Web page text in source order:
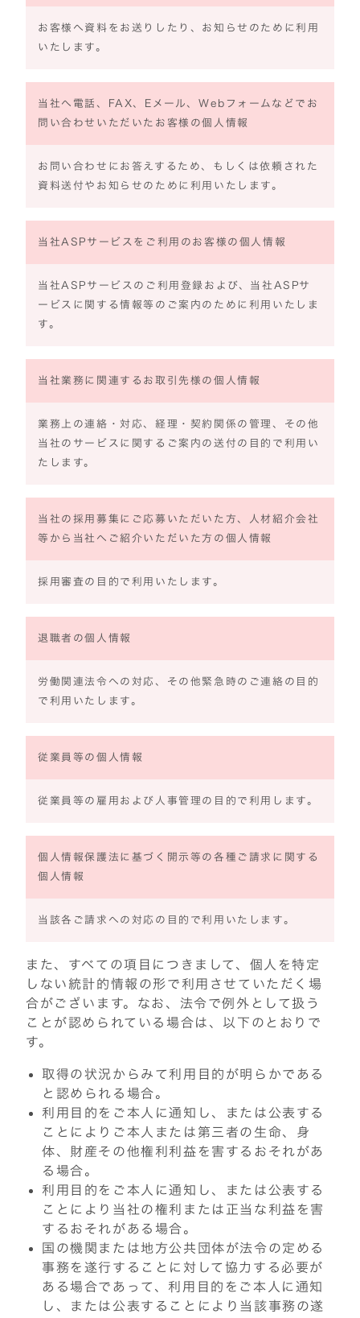
お客様へ資料をお送りしたり、お知らせのために利用
いたします。
当社へ電話、FAX、Eメール、Webフォームなどでお
問い合わせいただいたお客様の個人情報
お問い合わせにお答えするため、もしくは依頼された
資料送付やお知らせのために利用いたします。
当社ASPサービスをご利用のお客様の個人情報
当社ASPサービスのご利用登録および、当社ASPサ
ービスに関する情報等のご案内のために利用いたしま
す。
当社業務に関連するお取引先様の個人情報
業務上の連絡・対応、経理・契約関係の管理、その他
当社のサービスに関するご案内の送付の目的で利用い
たします。
当社の採用募集にご応募いただいた方、人材紹介会社
等から当社へご紹介いただいた方の個人情報
採用審査の目的で利用いたします。
退職者の個人情報
労働関連法令への対応、その他緊急時のご連絡の目的
で利用いたします。
従業員等の個人情報
従業員等の雇用および人事管理の目的で利用します。
個人情報保護法に基づく開示等の各種ご請求に関する
個人情報
当該各ご請求への対応の目的で利用いたします。
また、すべての項目につきまして、個人を特定
しない統計的情報の形で利用させていただく場
合がございます。なお、法令で例外として扱う
ことが認められている場合は、以下のとおりで
す。
取得の状況からみて利用目的が明らかである
と認められる場合。
利用目的をご本人に通知し、または公表する
ことによりご本人または第三者の生命、身
体、財産その他権利利益を害するおそれがあ
る場合。
利用目的をご本人に通知し、または公表する
ことにより当社の権利または正当な利益を害
するおそれがある場合。
国の機関または地方公共団体が法令の定める
事務を遂行することに対して協力する必要が
ある場合であって、利用目的をご本人に通知
し、または公表することにより当該事務の遂